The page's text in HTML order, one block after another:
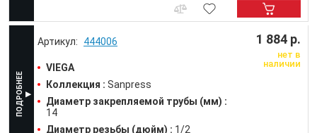
444006
VIEGA
Коллекция : Sanpress
Диаметр закрепляемой трубы (мм) :
14
Диаметр резьбы (дюйм) : 1/2
1 884 р.
нет в
наличии